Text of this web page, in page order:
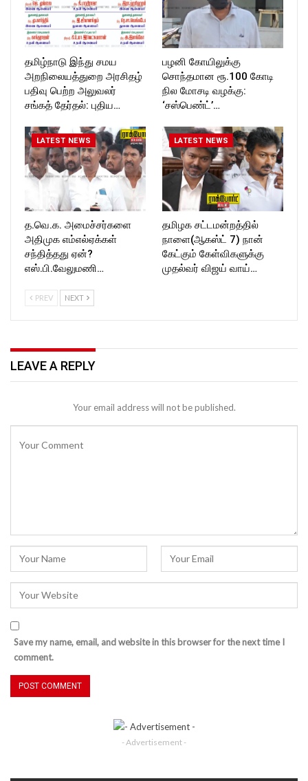
தமிழ்நாடு இந்து சமய
அறநிலையத்துறை அரசிதழ்
பதிவு பெற்ற அலுவலர்
சங்கத் தேர்தல்: புதிய…
பழனி கோயிலுக்கு
சொந்தமான ரூ.100 கோடி
நில மோசடி வழக்கு:
‘சஸ்பெண்ட்’…
LATEST NEWS
த.வெ.க. அமைச்சர்களை
அதிமுக எம்எல்ஏக்கள்
சந்தித்தது ஏன்?
எஸ்.பி.வேலுமணி…
LATEST NEWS
தமிழக சட்டமன்றத்தில்
நாளை(ஆகஸ்ட் 7) நான்
கேட்கும் கேள்விகளுக்கு
முதல்வர் விஜய் வாய்…
PREV NEXT
LEAVE A REPLY
Your email address will not be published.
Save my name, email, and website in this browser for the next time I
comment.
- Advertisement -